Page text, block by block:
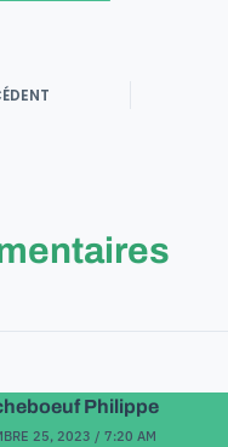
Philippe
25, 2023 / 7:20 AM